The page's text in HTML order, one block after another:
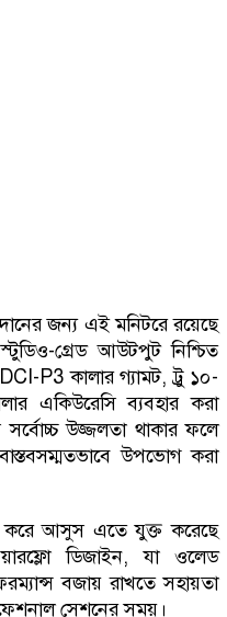
জন্য এই মনিটরে রয়েছে
গ্রেড আউটপুট নিশ্চিত
P3 কালার গ্যামট, ট্রু ১০-
একিউরেসি ব্যবহার করা
উজ্জলতা থাকার ফলে
উপভোগ করা
করে আসুস এতে যুক্ত করেছে
ডিজাইন, যা ওলেড
বজায় রাখতে সহায়তা
সেশনের সময়।